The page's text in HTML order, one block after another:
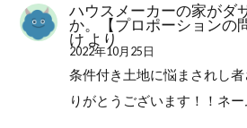
ハウスメーカーの家がダ
か。【プロポーションの
け より
2022年10月25日
条件付き土地に悩まされし
りがとうございます！！ネ